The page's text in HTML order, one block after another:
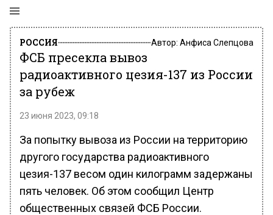
РОССИЯ Автор: Анфиса Слепцова
ФСБ пресекла вывоз
радиоактивного цезия-137 из России
за рубеж
23 июня 2023, 09:18
За попытку вывоза из России на территорию
другого государства радиоактивного
цезия-137 весом один килограмм задержаны
пять человек. Об этом сообщил Центр
общественных связей ФСБ России.